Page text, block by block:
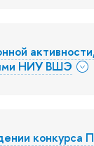
НИУ ВШЭ
конкурса